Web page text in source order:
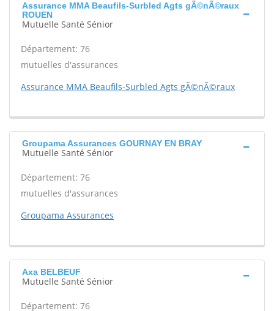
Assurance MMA Beaufils-Surbled Agts gÃ©nÃ©raux
ROUEN
Mutuelle Santé Sénior
Département: 76
mutuelles d'assurances
Assurance MMA Beaufils-Surbled Agts gÃ©nÃ©raux
Groupama Assurances GOURNAY EN BRAY
Mutuelle Santé Sénior
Département: 76
mutuelles d'assurances
Groupama Assurances
Axa BELBEUF
Mutuelle Santé Sénior
Département: 76